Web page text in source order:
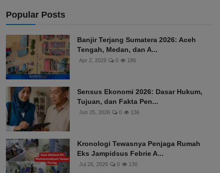
Popular Posts
Banjir Terjang Sumatera 2026: Aceh
Tengah, Medan, dan A...
Apr 2, 2026 0 186
Sensus Ekonomi 2026: Dasar Hukum,
Tujuan, dan Fakta Pen...
Jun 25, 2026 0 136
Kronologi Tewasnya Penjaga Rumah
Eks Jampidsus Febrie A...
Jul 26, 2026 0 130